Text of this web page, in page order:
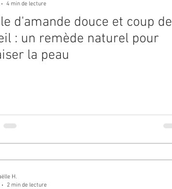
d'amande douce et coup de
: un remède naturel pour
la peau
4 min de lecture
H.
2 min de lecture